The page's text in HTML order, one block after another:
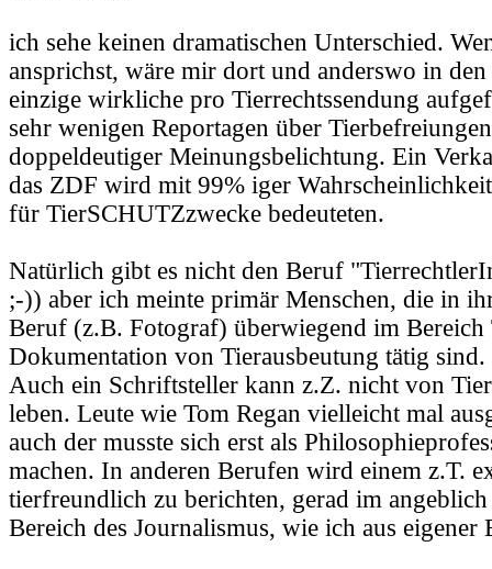
ich sehe keinen dramatischen Unterschied.
ansprichst, wäre mir dort und anderswo in
einzige wirkliche pro Tierrechtssendung
sehr wenigen Reportagen über
doppeldeutiger Meinungsbelichtung. Ein
das ZDF wird mit 99% iger
für TierSCHUTZzwecke bedeuteten.
Natürlich gibt es nicht den Beruf
;-)) aber ich meinte primär Menschen, die in
Beruf (z.B. Fotograf) überwiegend im Bereich
Dokumentation von Tierausbeutung tätig sind.
Auch ein Schriftsteller kann z.Z. nicht von
leben. Leute wie Tom Regan vielleicht mal
auch der musste sich erst als
machen. In anderen Berufen wird einem z.T.
tierfreundlich zu berichten, gerad im angeblich
Bereich des Journalismus, wie ich aus